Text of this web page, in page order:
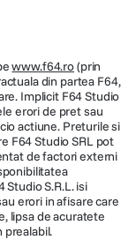
www.f64.ro(prin
din partea F64,
Implicit F64 Studio
erori de pret sau
actiune. Preturile si
F64 Studio SRL pot
de factori externi
S.R.L. isi
erori in afisare care
lipsa de acuratete
prealabil.